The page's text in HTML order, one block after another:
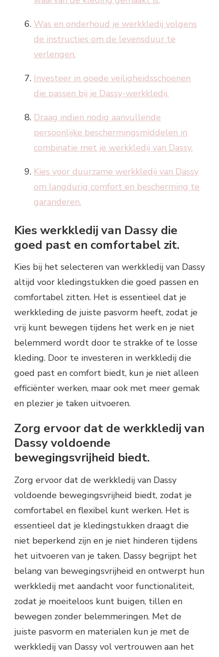
Was en onderhoud je werkkledij volgens
de instructies om de levensduur te
verlengen.
Investeer in goede veiligheidsschoenen
die passen bij je Dassy-werkkledij.
Draag indien nodig aanvullende
persoonlijke beschermingsmiddelen in
combinatie met je werkkledij van Dassy.
Kies voor duurzame werkkledij van Dassy
om langdurig comfort en bescherming te
garanderen.
Kies werkkledij van Dassy die
goed past en comfortabel zit.
Kies bij het selecteren van werkkledij van Dassy
altijd voor kledingstukken die goed passen en
comfortabel zitten. Het is essentieel dat je
werkkleding de juiste pasvorm heeft, zodat je
vrij kunt bewegen tijdens het werk en je niet
belemmerd wordt door te strakke of te losse
kleding. Door te investeren in werkkledij die
goed past en comfort biedt, kun je niet alleen
efficiënter werken, maar ook met meer gemak
en plezier je taken uitvoeren.
Zorg ervoor dat de werkkledij van
Dassy voldoende
bewegingsvrijheid biedt.
Zorg ervoor dat de werkkledij van Dassy
voldoende bewegingsvrijheid biedt, zodat je
comfortabel en flexibel kunt werken. Het is
essentieel dat je kledingstukken draagt die
niet beperkend zijn en je niet hinderen tijdens
het uitvoeren van je taken. Dassy begrijpt het
belang van bewegingsvrijheid en ontwerpt hun
werkkledij met aandacht voor functionaliteit,
zodat je moeiteloos kunt buigen, tillen en
bewegen zonder belemmeringen. Met de
juiste pasvorm en materialen kun je met de
werkkledij van Dassy vol vertrouwen aan het